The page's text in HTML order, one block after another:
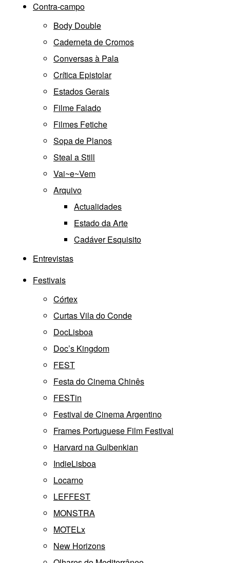
Contra-campo
Body Double
Caderneta de Cromos
Conversas à Pala
Crítica Epistolar
Estados Gerais
Filme Falado
Filmes Fetiche
Sopa de Planos
Steal a Still
Vai~e~Vem
Arquivo
Actualidades
Estado da Arte
Cadáver Esquisito
Entrevistas
Festivais
Córtex
Curtas Vila do Conde
DocLisboa
Doc’s Kingdom
FEST
Festa do Cinema Chinês
FESTin
Festival de Cinema Argentino
Frames Portuguese Film Festival
Harvard na Gulbenkian
IndieLisboa
Locarno
LEFFEST
MONSTRA
MOTELx
New Horizons